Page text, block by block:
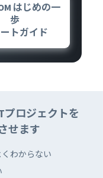
はじめの一
歩
トガイド
プロジェクトを
せます
わからない